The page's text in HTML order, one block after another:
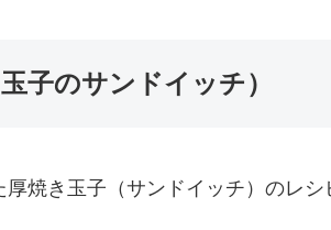
子のサンドイッチ）
焼き玉子（サンドイッチ）のレシ